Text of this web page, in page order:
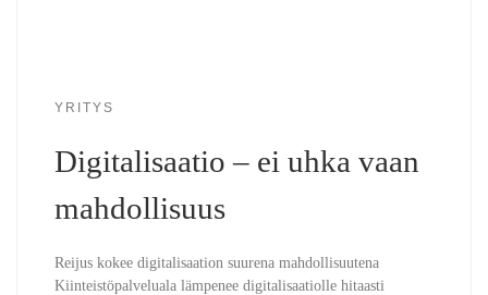
YRITYS
Digitalisaatio – ei uhka vaan
mahdollisuus
Reijus kokee digitalisaation suurena mahdollisuutena
Kiinteistöpalveluala lämpenee digitalisaatiolle hitaasti